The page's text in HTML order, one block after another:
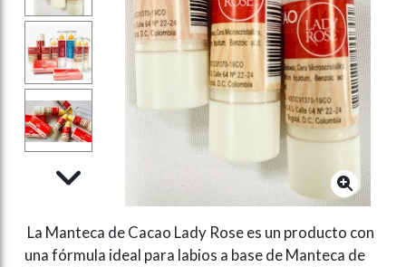
La Manteca de Cacao Lady Rose es un producto con
una fórmula ideal para labios a base de Manteca de